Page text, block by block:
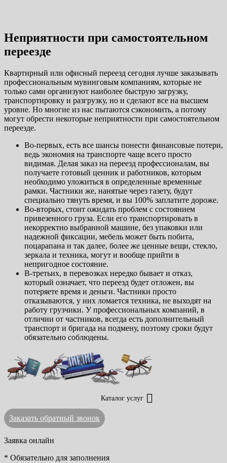
Неприятности при самостоятельном
переезде
Квартирный или офисный переезд сегодня лучше заказывать
профессиональным мувинговым компаниям, которые не
только сами организуют наиболее быструю загрузку,
транспортировку и разгрузку, но и сделают все на высшем
уровне. Но многие из нас пытаются сэкономить, а потому
могут обрести некоторые неприятности при самостоятельном
переезде.
Во-первых, есть все шансы понести финансовые потери,
ведь экономия на транспорте чаще всего просто
видимая. Делая заказ на переезд профессионалам, вы
получаете готовый ценник и работников, которым
необходимо уложиться в определенные временные
рамки. Частники же, нанятые через газету, будут
специально тянуть время, и вы 100% заплатите дороже.
Во-вторых, стоит ожидать проблем с состоянием
привезенного груза. Если его транспортировать в
некорректно выбранной машине, без упаковки или
надежной фиксации, мебель может быть побита,
поцарапана и так далее, более же ценные вещи, стекло,
зеркала и техника, могут и вообще прийти в
непригодное состояние.
В-третьих, в перевозках нередко бывает и отказ,
который означает, что переезд будет отложен, вы
потеряете время и деньги. Частники просто
отказываются, у них ломается техника, не выходят на
работу грузчики. У профессиональных компаний, в
отличии от частников, всегда есть дополнительный
транспорт и бригада на подмену, поэтому сроки будут
обязательно соблюдены.
Каталог услуг
Заказать обратный звонок
Заявка онлайн
* Обязательно для заполнения